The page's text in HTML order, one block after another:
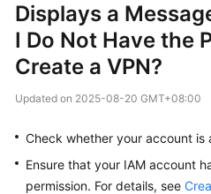
Overview
Getting
Guide
Displays a
I Do Not Have the
Create a VPN?
Updated on 2025-08-20 GMT+08:00
Check whether your account is
Ensure that your IAM account
permission. For details, see